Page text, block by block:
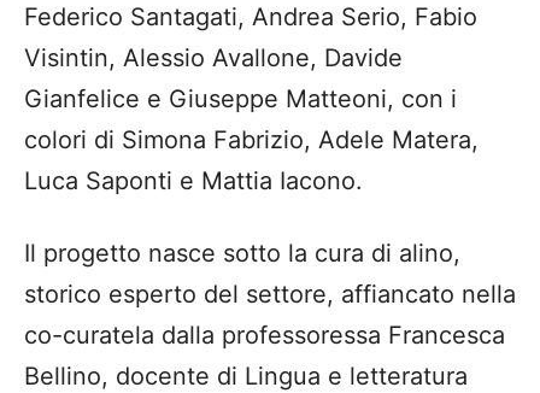
Federico Santagati, Andrea Serio, Fabio
Visintin, Alessio Avallone, Davide
Gianfelice e Giuseppe Matteoni, con i
colori di Simona Fabrizio, Adele Matera,
Luca Saponti e Mattia Iacono.
Il progetto nasce sotto la cura di alino,
storico esperto del settore, affiancato nella
co-curatela dalla professoressa Francesca
Bellino, docente di Lingua e letteratura